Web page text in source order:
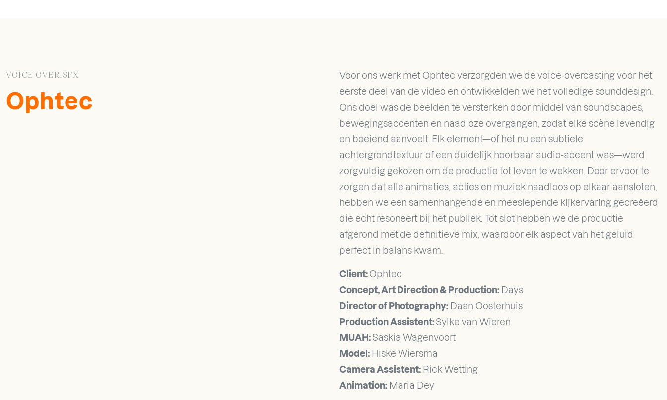
VOICE OVER,SFX
Ophtec
Voor ons werk met Ophtec verzorgden we de voice-overcasting voor het
eerste deel van de video en ontwikkelden we het volledige sounddesign.
Ons doel was de beelden te versterken door middel van soundscapes,
bewegingsaccenten en naadloze overgangen, zodat elke scène levendig
en boeiend aanvoelt. Elk element—of het nu een subtiele
achtergrondtextuur of een duidelijk hoorbaar audio-accent was—werd
zorgvuldig gekozen om de productie tot leven te wekken. Door ervoor te
zorgen dat alle animaties, acties en muziek naadloos op elkaar aansloten,
hebben we een samenhangende en meeslepende kijkervaring gecreëerd
die echt resoneert bij het publiek. Tot slot hebben we de productie
afgerond met de definitieve mix, waardoor elk aspect van het geluid
perfect in balans kwam.
Client: Ophtec
Concept, Art Direction & Production: Days
Director of Photography: Daan Oosterhuis
Production Assistent: Sylke van Wieren
MUAH: Saskia Wagenvoort
Model: Hiske Wiersma
Camera Assistent: Rick Wetting
Animation: Maria Dey